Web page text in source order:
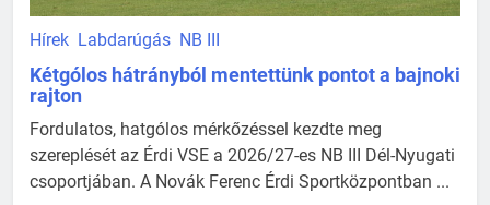
Hírek Labdarúgás NB III
Kétgólos hátrányból mentettünk pontot a bajnoki
rajton
Fordulatos, hatgólos mérkőzéssel kezdte meg
szereplését az Érdi VSE a 2026/27-es NB III Dél-Nyugati
csoportjában. A Novák Ferenc Érdi Sportközpontban ...